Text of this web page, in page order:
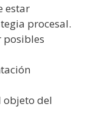
estar
procesal.
posibles
objeto del